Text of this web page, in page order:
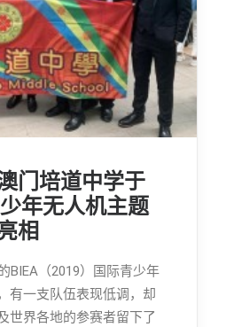
门培道中学于
年无人机主题
相
BIEA（2019）国际青少年
有一支队伍表现低调，却
世界各地的参赛者留下了